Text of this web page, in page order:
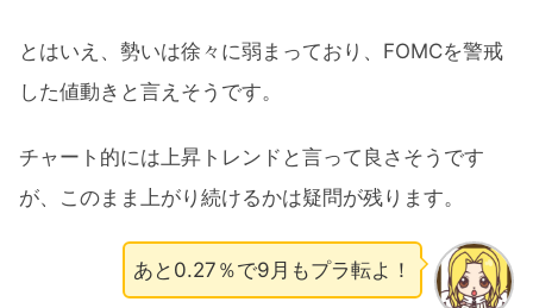
とはいえ、勢いは徐々に弱まっており、FOMCを警戒
した値動きと言えそうです。
チャート的には上昇トレンドと言って良さそうです
が、このまま上がり続けるかは疑問が残ります。
あと0.27％で9月もプラ転よ！